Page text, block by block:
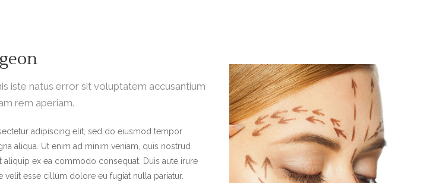
iste natus error sit voluptatem accusantium
rem aperiam.
adipiscing elit, sed do eiusmod tempor
aliqua. Ut enim ad minim veniam, quis nostrud
ex ea commodo consequat. Duis aute irure
esse cillum dolore eu fugiat nulla pariatur.